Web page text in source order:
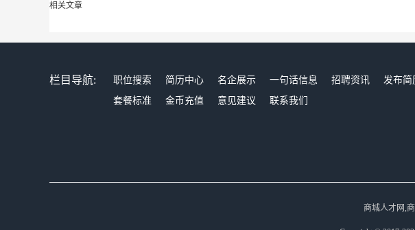
相关文章
栏目导航: 职位搜索 简历中心 名企展示 一句话信息 招聘资讯 发布简
套餐标准
金币充值 意见建议 联系我们
商城人才网,